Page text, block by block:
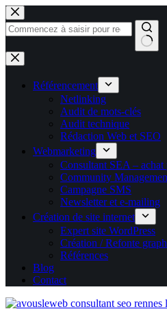
Passer
au
contenu
Aucun
résultat
Référencement
Netlinking
Audit de mots-clés
Audit technique
Rédaction Web et SEO
Webmarketing
Consultant SEA –
Community
Campagne SMS
Newsletter et e-mailing
Création de site internet
Expert site WordPress
Création / Refonte
Références
Blog
Contact